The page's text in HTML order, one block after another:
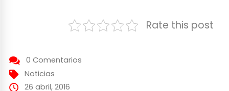
Rate this post
0 Comentarios
Noticias
26 abril, 2016